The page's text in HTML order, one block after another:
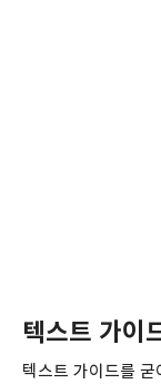
텍스트 가이
텍스트 가이드를